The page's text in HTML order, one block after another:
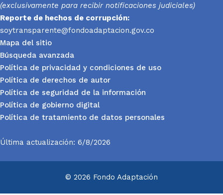
(exclusivamente para recibir notificaciones judiciales)
Reporte de hechos de corrupción:
soytransparente@fondoadaptacion.gov.co
Mapa del sitio
Búsqueda avanzada
Política de privacidad y condiciones de uso
Política de derechos de autor
Política de seguridad de la información
Política de gobierno digital
Política de tratamiento de datos personales
Última actualización: 6/8/2026
© 2026 Fondo Adaptación